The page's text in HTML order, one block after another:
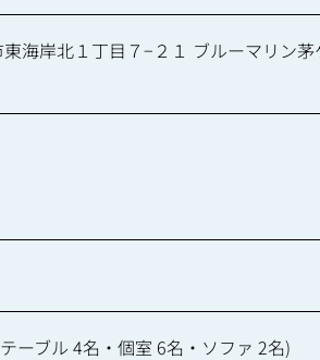
海岸北１丁目７−２１ ブルーマリン茅
ブル 4名・個室 6名・ソファ 2名)